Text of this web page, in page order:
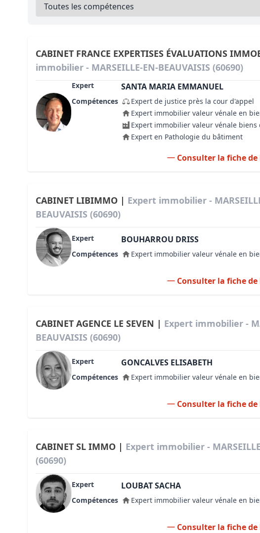
Bioclimatique BBC
Pathologies des bâtiments
Lecture et compréhension d’un Plan Local
Droit de l'environnement et de l'immobilier
Estimer le droit au bail
CABINET FRANCE EXPERTISES ÉVALUATIONS
immobilier - MARSEILLE-EN-BEAUVAISIS (60690)
Expert SANTA MARIA EMMANUEL
Compétences
Expert de justice près la cour d'appel
Expert immobilier valeur vénale en
Expert immobilier valeur vénale
Expert en Pathologie du bâtiment
Consulter la fiche
CABINET LIBIMMO | Expert immobilier -
BEAUVAISIS (60690)
Expert BOUHARROU DRISS
Compétences Expert immobilier valeur vénale en
Consulter la fiche
CABINET AGENCE LE SEVEN | Expert immobilier -
BEAUVAISIS (60690)
Expert GONCALVES ELISABETH
Compétences Expert immobilier valeur vénale en
Consulter la fiche
CABINET SL IMMO | Expert immobilier -
(60690)
Expert LOUBAT SACHA
Compétences Expert immobilier valeur vénale en
Consulter la fiche